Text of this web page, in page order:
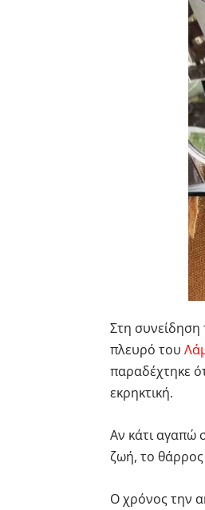
Στη συνείδηση
πλευρό του
παραδέχτηκε
εκρηκτική.
Αν κάτι αγαπώ
ζωή, το θάρρος
Ο χρόνος την